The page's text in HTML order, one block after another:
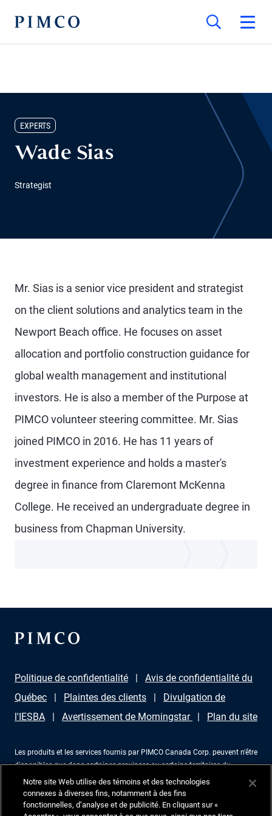
EXPERTS
Wade Sias
Strategist
Mr. Sias is a senior vice president and strategist
on the client solutions and analytics team in the
Newport Beach office. He focuses on asset
allocation and portfolio construction guidance for
global wealth management and institutional
investors. He is also a member of the Purpose at
PIMCO volunteer steering committee. Mr. Sias
joined PIMCO in 2016. He has 11 years of
investment experience and holds a master's
degree in finance from Claremont McKenna
College. He received an undergraduate degree in
business from Chapman University.
Politique de confidentialité
Avis de confidentialité du
Québec
Plaintes des clients
Divulgation de
l'IESBA
Avertissement de Morningstar Plan du site
Les produits et les services fournis par PIMCO Canada Corp. peuvent n'être
disponibles que dans certaines provinces ou certains territoires du
Canada et uniquement par l'intermédiaire de revendeurs agréés à cet effet.
Aucune partie de ce document ne peut être reproduite sous aucune forme
ni utilisée comme référence dans une autre publication, sans permission
Notre site Web utilise des témoins et des technologies
connexes à diverses fins, notamment à des fins
fonctionnelles, d’analyse et de publicité. En cliquant sur «